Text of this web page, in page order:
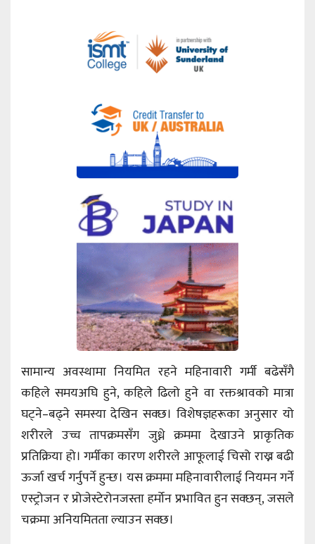
सामान्य अवस्थामा नियमित रहने महिनावारी गर्मी बढेसँगै
कहिले समयअघि हुने, कहिले ढिलो हुने वा रक्तश्रावको मात्रा
घट्ने–बढ्ने समस्या देखिन सक्छ। विशेषज्ञहरूका अनुसार यो
शरीरले उच्च तापक्रमसँग जुध्ने क्रममा देखाउने प्राकृतिक
प्रतिक्रिया हो। गर्मीका कारण शरीरले आफूलाई चिसो राख्न बढी
ऊर्जा खर्च गर्नुपर्ने हुन्छ। यस क्रममा महिनावारीलाई नियमन गर्ने
एस्ट्रोजन र प्रोजेस्टेरोनजस्ता हर्मोन प्रभावित हुन सक्छन्, जसले
चक्रमा अनियमितता ल्याउन सक्छ।